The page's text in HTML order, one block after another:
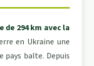
de 294 km avec la
en Ukraine une
pays balte. Depuis